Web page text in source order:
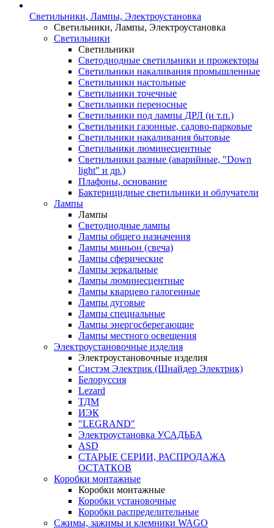
Светильники, Лампы, Электроустановка
Светильники, Лампы, Электроустановка
Светильники
Светильники
Светодиодные светильники и прожекторы
Светильники накаливания промышленные
Светильники настольные
Светильники точечные
Светильники переносные
Светильники под лампы ДРЛ (и т.п.)
Светильники газонные, садово-парковые
Светильники накаливания бытовые
Светильники люминесцентные
Светильники разные (аварийные, "Down
light" и др.)
Плафоны, основание
Бактерицидные светильники и облучатели
Лампы
Лампы
Светодиодные лампы
Лампы общего назначения
Лампы миньон (свеча)
Лампы сферические
Лампы зеркальные
Лампы люминесцентные
Лампы кварцево галогенные
Лампы дуговые
Лампы специальные
Лампы энергосберегающие
Лампы местного освещения
Электроустановочные изделия
Электроустановочные изделия
Систэм Электрик (Шнайдер Электрик)
Белоруссия
Lezard
ТДМ
ИЭК
"LEGRAND"
Электроустановка УСАДЬБА
ASD
СТАРЫЕ СЕРИИ, РАСПРОДАЖА
ОСТАТКОВ
Коробки монтажные
Коробки монтажные
Коробки установочные
Коробки распределительные
Сжимы, зажимы и клемники WAGO